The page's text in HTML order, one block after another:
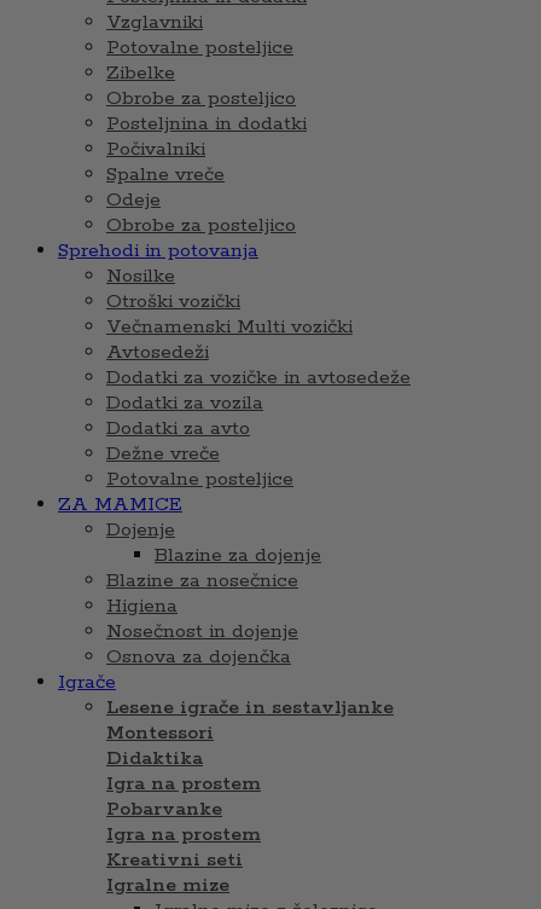
Vzglavniki
Potovalne posteljice
Zibelke
Obrobe za posteljico
Posteljnina in dodatki
Počivalniki
Spalne vreče
Odeje
Obrobe za posteljico
Sprehodi in potovanja
Nosilke
Otroški vozički
Večnamenski Multi vozički
Avtosedeži
Dodatki za vozičke in avtosedeže
Dodatki za vozila
Dodatki za avto
Dežne vreče
Potovalne posteljice
ZA MAMICE
Dojenje
Blazine za dojenje
Blazine za nosečnice
Higiena
Nosečnost in dojenje
Osnova za dojenčka
Igrače
Lesene igrače in sestavljanke
Montessori
Didaktika
Igra na prostem
Pobarvanke
Igra na prostem
Kreativni seti
Igralne mize